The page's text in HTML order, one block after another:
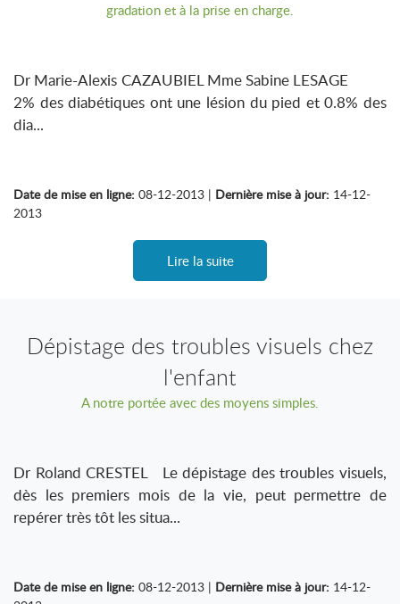
gradation et à la prise en charge.
Dr Marie-Alexis CAZAUBIEL Mme Sabine LESAGE
2% des diabétiques ont une lésion du pied et 0.8% des
dia...
Date de mise en ligne: 08-12-2013 | Dernière mise à jour: 14-12-
2013
Lire la suite
Dépistage des troubles visuels chez
l'enfant
A notre portée avec des moyens simples.
Dr Roland CRESTEL Le dépistage des troubles visuels,
dès les premiers mois de la vie, peut permettre de
repérer très tôt les situa...
Date de mise en ligne: 08-12-2013 | Dernière mise à jour: 14-12-